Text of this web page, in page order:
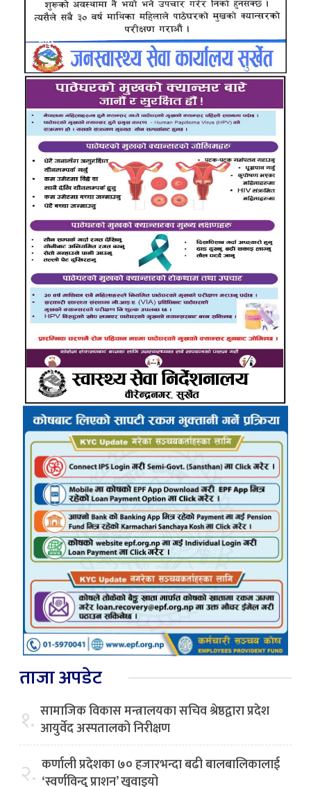
ताजा अपडेट
१. सामाजिक विकास मन्त्रालयका सचिव श्रेष्ठद्वारा प्रदेश
आयुर्वेद अस्पतालको निरीक्षण
२. कर्णाली प्रदेशका ७० हजारभन्दा बढी बालबालिकालाई
‘स्वर्णविन्दु प्राशन’ खुवाइयो